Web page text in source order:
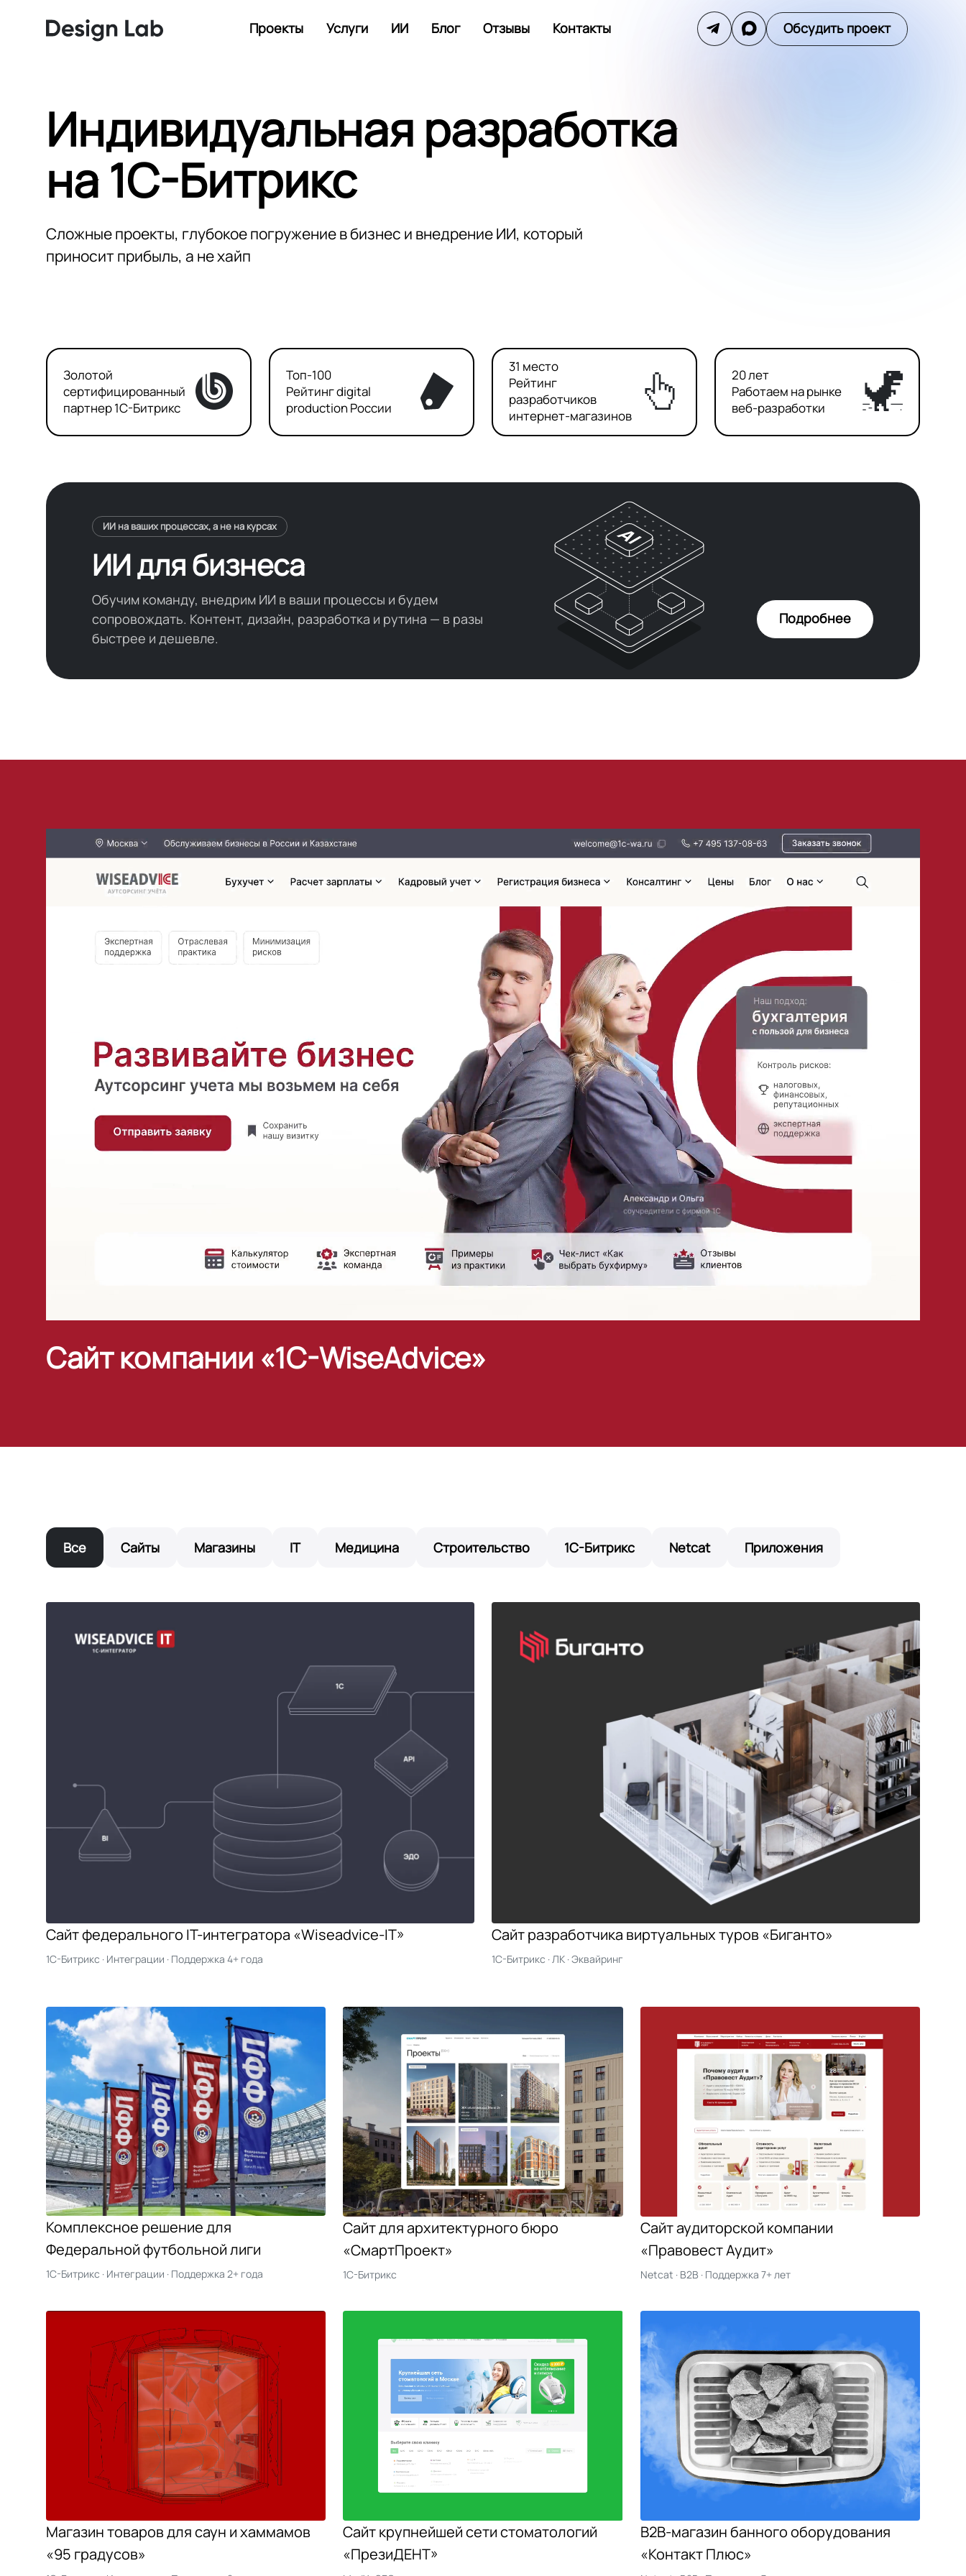
Проекты Услуги ИИ Блог Отзывы Контакты Обсудить проект
Индивидуальная разработка
на1С-Битрикс
Сложные проекты, глубокое погружение в бизнес и внедрение ИИ, который
приносит прибыль, а не хайп
Золотой
сертифицированный
партнер1С-Битрикс
Топ-100
Рейтинг digital
production России
31 место
Рейтинг
разработчиков
интернет-магазинов
20 лет
Работаем на рынке
веб-разработки
ИИ на ваших процессах, а не на курсах
ИИ для бизнеса
Обучим команду, внедрим ИИ в ваши процессы и будем
сопровождать. Контент, дизайн, разработка и рутина — в разы
быстрее и дешевле.
Подробнее
Сайт компании «1C-WiseAdvice»
Все Сайты Магазины IT Медицина Строительство 1С-Битрикс Netcat Приложения
Сайт федерального IT-интегратора «Wiseadvice-IT»
1С-Битрикс · Интеграции · Поддержка 4+ года
Сайт разработчика виртуальных туров «Биганто»
1С-Битрикс · ЛК · Эквайринг
Комплексное решение для
Федеральной футбольной лиги
1С-Битрикс · Интеграции · Поддержка 2+ года
Сайт для архитектурного бюро
«СмартПроект»
1С-Битрикс
Сайт аудиторской компании
«Правовест Аудит»
Netcat · B2B · Поддержка 7+ лет
Магазин товаров для саун и хаммамов
«95 градусов»
Сайт крупнейшей сети стоматологий
«ПрезиДЕНТ»
B2B-магазин банного оборудования
«Контакт Плюс»